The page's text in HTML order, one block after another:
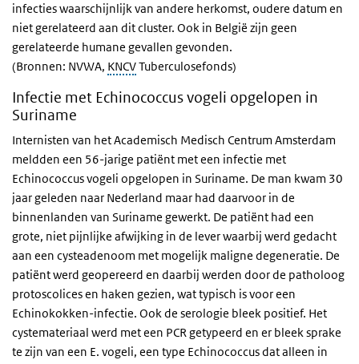
infecties waarschijnlijk van andere herkomst, oudere datum en
niet gerelateerd aan dit cluster. Ook in België zijn geen
gerelateerde humane gevallen gevonden.
(Bronnen: NVWA, KNCVTuberculosefonds)
Infectie met Echinococcus vogeli opgelopen in
Suriname
Internisten van het Academisch Medisch Centrum Amsterdam
meldden een 56-jarige patiënt met een infectie met
Echinococcus vogeli opgelopen in Suriname. De man kwam 30
jaar geleden naar Nederland maar had daarvoor in de
binnenlanden van Suriname gewerkt. De patiënt had een
grote, niet pijnlijke afwijking in de lever waarbij werd gedacht
aan een cysteadenoom met mogelijk maligne degeneratie. De
patiënt werd geopereerd en daarbij werden door de patholoog
protoscolices en haken gezien, wat typisch is voor een
Echinokokken-infectie. Ook de serologie bleek positief. Het
cystemateriaal werd met een PCR getypeerd en er bleek sprake
te zijn van een E. vogeli, een type Echinococcus dat alleen in